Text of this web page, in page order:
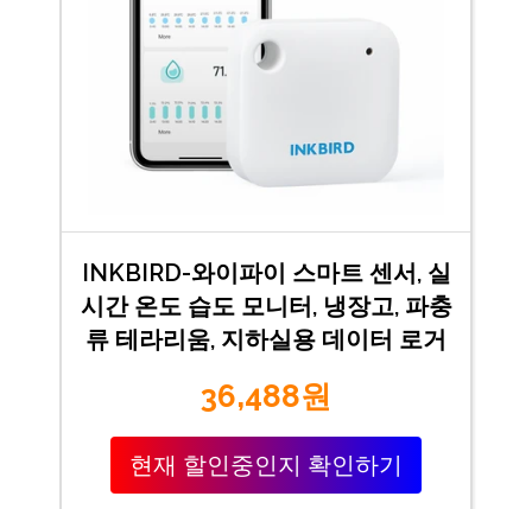
INKBIRD-와이파이 스마트 센서, 실
시간 온도 습도 모니터, 냉장고, 파충
류 테라리움, 지하실용 데이터 로거
36,488원
현재 할인중인지 확인하기